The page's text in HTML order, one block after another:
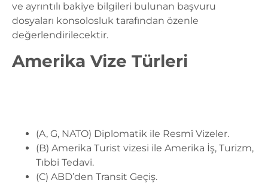
ve ayrıntılı bakiye bilgileri bulunan başvuru
dosyaları konsolosluk tarafından özenle
değerlendirilecektir.
Amerika Vize Türleri
(A, G, NATO) Diplomatik ile Resmî Vizeler.
(B) Amerika Turist vizesi ile Amerika İş, Turizm,
Tıbbi Tedavi.
(C) ABD’den Transit Geçiş.